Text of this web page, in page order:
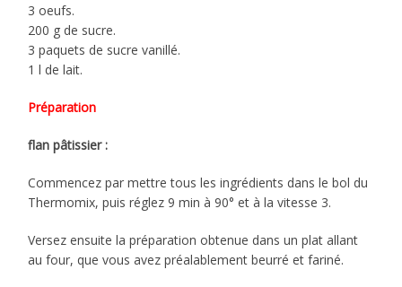
3 oeufs.
200 g de sucre.
3 paquets de sucre vanillé.
1 l de lait.
Préparation
flan pâtissier :
Commencez par mettre tous les ingrédients dans le bol du
Thermomix, puis réglez 9 min à 90° et à la vitesse 3.
Versez ensuite la préparation obtenue dans un plat allant
au four, que vous avez préalablement beurré et fariné.